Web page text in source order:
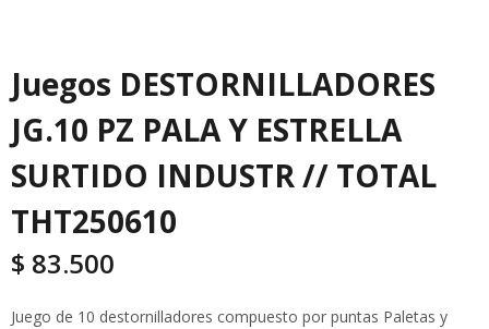
Juegos DESTORNILLADORES
JG.10 PZ PALA Y ESTRELLA
SURTIDO INDUSTR // TOTAL
THT250610
$ 83.500
Juego de 10 destornilladores compuesto por puntas Paletas y